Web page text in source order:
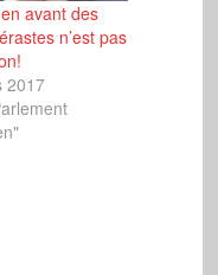
avant des
n’est pas
2017